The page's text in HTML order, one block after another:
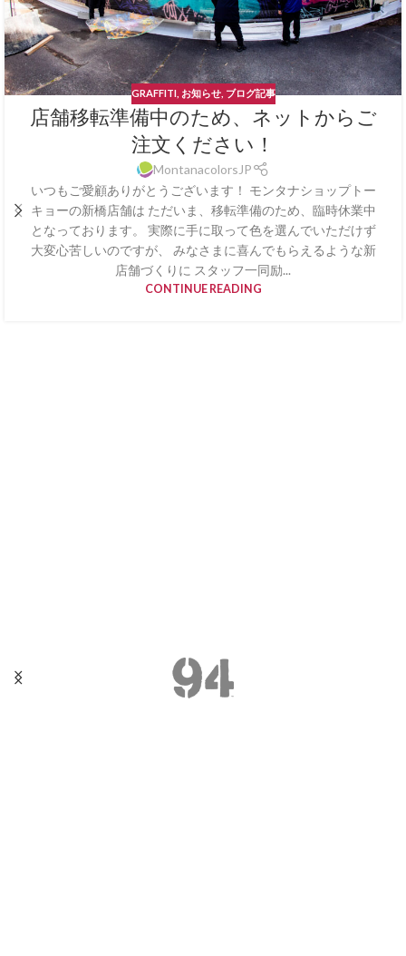
GRAFFITI, お知らせ, ブログ記事
店舗移転準備中のため、ネットからご
注文ください！
MontanacolorsJP
いつもご愛顧ありがとうございます！ モンタナショップトー
キョーの新橋店舗は ただいま、移転準備のため、臨時休業中
となっております。 実際に手に取って色を選んでいただけず
大変心苦しいのですが、 みなさまに喜んでもらえるような新
店舗づくりに スタッフ一同励...
CONTINUE READING